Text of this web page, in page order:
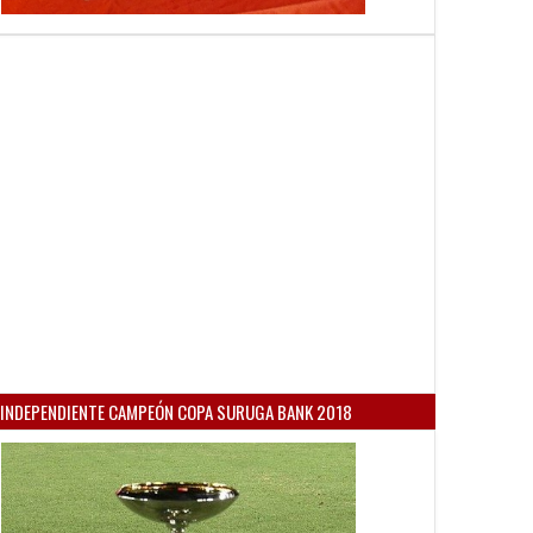
INDEPENDIENTE CAMPEÓN COPA SURUGA BANK 2018